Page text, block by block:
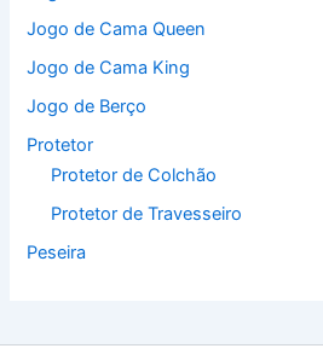
Jogo de Cama Queen
Jogo de Cama King
Jogo de Berço
Protetor
Protetor de Colchão
Protetor de Travesseiro
Peseira